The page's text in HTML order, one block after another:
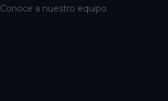
Conoce a nuestro equipo